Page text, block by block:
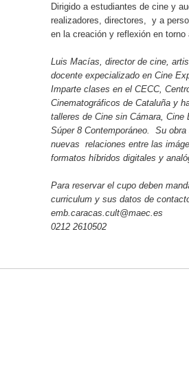
Dirigido a estudiantes de cine y
realizadores, directores, y a
en la creación y reflexión en torno
Luis Macías, director de cine,
docente expecializado en Cine
Imparte clases en el CECC,
Cinematográficos de Cataluña y
talleres de Cine sin Cámara, Cine
Súper 8 Contemporáneo. Su
nuevas relaciones entre las
formatos híbridos digitales y
Para reservar el cupo deben
curriculum y sus datos de
emb.caracas.cult@maec.es
0212 2610502